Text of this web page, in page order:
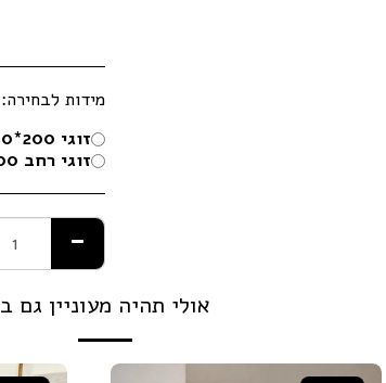
מידות לבחירה:
זוגי 200*160
זוגי רחב 200*180
אולי תהיה מעוניין גם ב